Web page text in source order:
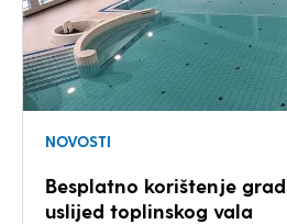
NOVOSTI
Besplatno korištenje
uslijed toplinskog vala